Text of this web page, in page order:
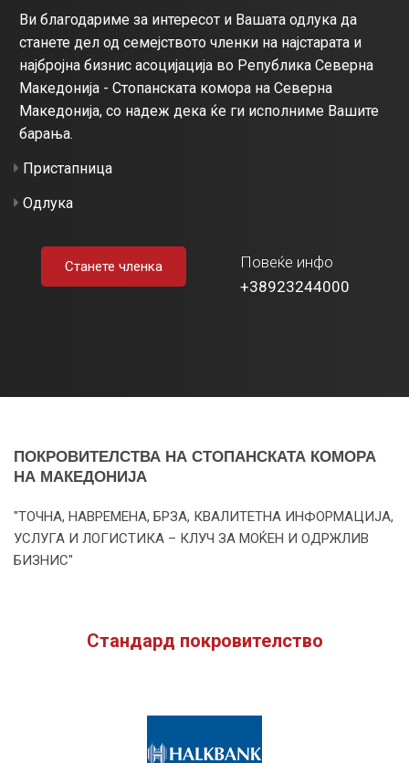
Ви благодариме за интересот и Вашата одлука да
станете дел од семејството членки на најстарата и
најбројна бизнис асоцијација во Република Северна
Македонија - Стопанската комора на Северна
Македонија, со надеж дека ќе ги исполниме Вашите
барања.
Пристапница
Одлука
Станете членка
Повеќе инфо
+38923244000
ПОКРОВИТЕЛСТВА НА СТОПАНСКАТА КОМОРА
НА МАКЕДОНИЈА
"ТОЧНА, НАВРЕМЕНА, БРЗА, КВАЛИТЕТНА ИНФОРМАЦИЈА,
УСЛУГА И ЛОГИСТИКА – КЛУЧ ЗА МОЌЕН И ОДРЖЛИВ
БИЗНИС"
Стандард покровителство